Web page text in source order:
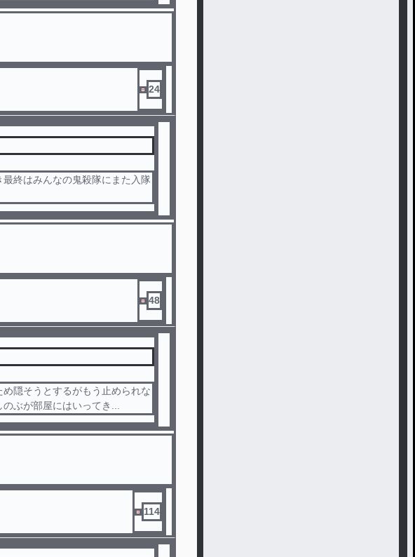
24
終はみんなの鬼殺隊にまた入隊
48
隠そうとするがもう止められな
ぶが部屋にはいってき...
114